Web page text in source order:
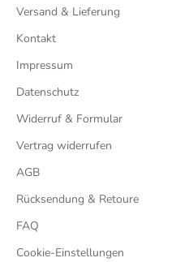
Versand & Lieferung
Kontakt
Impressum
Datenschutz
Widerruf & Formular
Vertrag widerrufen
AGB
Rücksendung & Retoure
FAQ
Cookie-Einstellungen